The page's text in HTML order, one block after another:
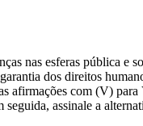
nas esferas pública e
dos direitos
afirmações com (V)
assinale a